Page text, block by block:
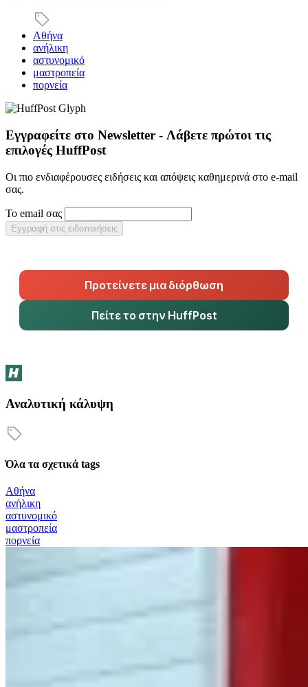
Αθήνα
ανήλικη
αστυνομικό
μαστροπεία
πορνεία
Εγγραφείτε στο Newsletter - Λάβετε πρώτοι τις
επιλογές HuffPost
Οι πιο ενδιαφέρουσες ειδήσεις και απόψεις καθημερινά στο e-mail
σας.
Το email σας
Εγγραφή στις ειδοποιήσεις
Προτείνετε μια διόρθωση
Πείτε το στην HuffPost
Αναλυτική κάλυψη
Όλα τα σχετικά tags
Αθήνα
ανήλικη
αστυνομικό
μαστροπεία
πορνεία